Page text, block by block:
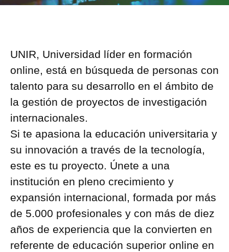
UNIR, Universidad líder en formación
online, está en búsqueda de personas con
talento para su desarrollo en el ámbito de
la gestión de proyectos de investigación
internacionales.
Si te apasiona la educación universitaria y
su innovación a través de la tecnología,
este es tu proyecto. Únete a una
institución en pleno crecimiento y
expansión internacional, formada por más
de 5.000 profesionales y con más de diez
años de experiencia que la convierten en
referente de educación superior online en